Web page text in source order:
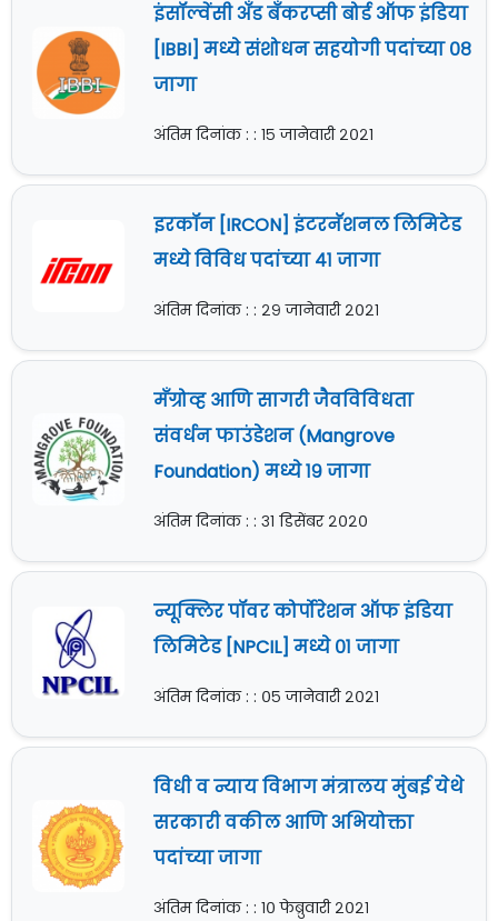
इंसॉल्वेंसी अँड बँकरप्सी बोर्ड ऑफ इंडिया
[IBBI] मध्ये संशोधन सहयोगी पदांच्या ०८
जागा
अंतिम दिनांक : : १५ जानेवारी २०२१
इरकॉन [IRCON] इंटरनॅशनल लिमिटेड
मध्ये विविध पदांच्या ४१ जागा
अंतिम दिनांक : : २९ जानेवारी २०२१
मॅंग्रोव्ह आणि सागरी जैवविविधता
संवर्धन फाउंडेशन (Mangrove
Foundation) मध्ये १९ जागा
अंतिम दिनांक : : ३१ डिसेंबर २०२०
न्यूक्लिर पॉवर कोर्पोरेशन ऑफ इंडिया
लिमिटेड [NPCIL] मध्ये ०१ जागा
अंतिम दिनांक : : ०५ जानेवारी २०२१
विधी व न्याय विभाग मंत्रालय मुंबई येथे
सरकारी वकील आणि अभियोक्ता
पदांच्या जागा
अंतिम दिनांक : : १० फेब्रुवारी २०२१